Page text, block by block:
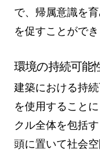
で、帰属意識を
を促すことができ
環境の持続可能
建築における持
を使用すること
クル全体を包括
頭に置いて社会